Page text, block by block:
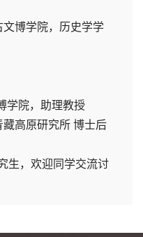
博学院，历史学学
学院，助理教授
高原研究所 博士后
生，欢迎同学交流讨